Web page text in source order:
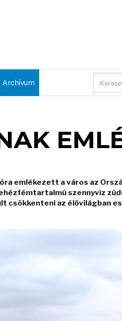
Archívum
emlékezett a város az
szennyvíz
csökkenteni az élővilágban